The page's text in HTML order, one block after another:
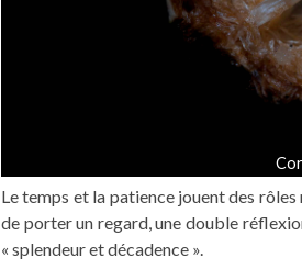
Le temps et la patience jouent des
de porter un regard, une double
« splendeur et décadence ».